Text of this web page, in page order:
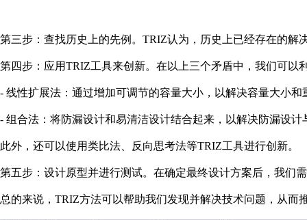
第三步：查找历史上的先例。TRIZ认为，历史上已经存在的
第四步：应用TRIZ工具来创新。在以上三个矛盾中，我们可以
- 线性扩展法：通过增加可调节的容量大小，以解决容量大小和
- 组合法：将防漏设计和易清洁设计结合起来，以解决防漏设计
此外，还可以使用类比法、反向思考法等TRIZ工具进行创新。
第五步：设计原型并进行测试。在确定最终设计方案后，我们
总的来说，TRIZ方法可以帮助我们发现并解决技术问题，从